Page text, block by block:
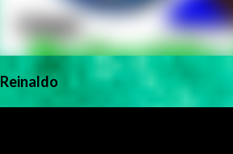
Reinaldo